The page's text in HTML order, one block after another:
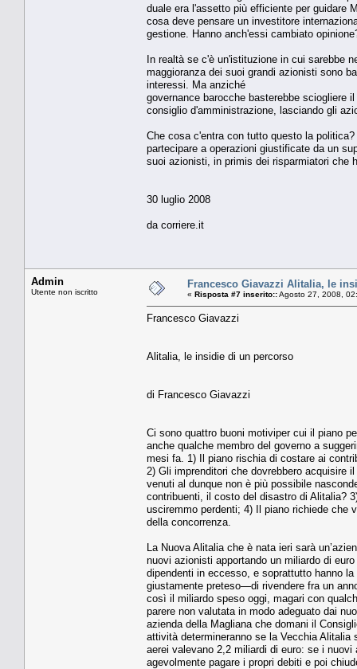
duale era l'assetto più efficiente per guidare
cosa deve pensare un investitore
gestione. Hanno anch'essi cambiato
In realtà se c'è un'istituzione in cui sarebbe
maggioranza dei suoi grandi azionisti sono
interessi. Ma anziché
governance barocche basterebbe sciogliere
consiglio d'amministrazione, lasciando gli
Che cosa c'entra con tutto questo la
partecipare a operazioni giustificate da un
suoi azionisti, in primis dei risparmiatori che
30 luglio 2008
da corriere.it
Admin
Utente non iscritto
Francesco Giavazzi Alitalia, le
« Risposta #7 inserito::Agosto 27, 2008,
Francesco Giavazzi
Alitalia, le insidie di un percorso
di Francesco Giavazzi
Ci sono quattro buoni motiviper cui il piano
anche qualche membro del governo a
mesi fa. 1) Il piano rischia di costare ai
2) Gli imprenditori che dovrebbero acquisire
venuti al dunque non è più possibile
contribuenti, il costo del disastro di Alitalia?
usciremmo perdenti; 4) Il piano richiede che
della concorrenza.
La Nuova Alitalia che è nata ieri sarà
nuovi azionisti apportando un miliardo di
dipendenti in eccesso, e soprattutto hanno
giustamente preteso—di rivendere fra un
così il miliardo speso oggi, magari con
parere non valutata in modo adeguato dai
azienda della Magliana che domani il
attività determineranno se la Vecchia
aerei valevano 2,2 miliardi di euro: se i
agevolmente pagare i propri debiti e poi